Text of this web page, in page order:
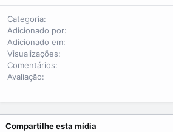
Categoria
Adicionado por
Adicionado em
Visualizações
Comentários
Avaliação
Compartilhe esta mídia